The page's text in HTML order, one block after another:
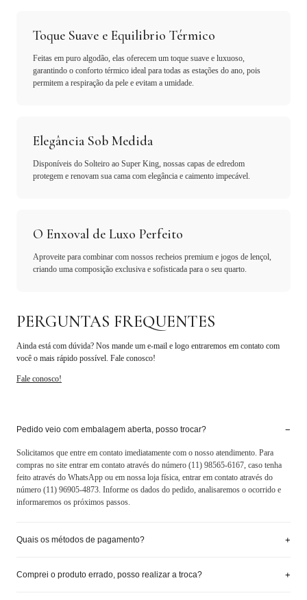
Toque Suave e Equilibrio Térmico
Feitas em puro algodão, elas oferecem um toque suave e luxuoso,
garantindo o conforto térmico ideal para todas as estações do ano, pois
permitem a respiração da pele e evitam a umidade.
Elegância Sob Medida
Disponíveis do Solteiro ao Super King, nossas capas de edredom
protegem e renovam sua cama com elegância e caimento impecável.
O Enxoval de Luxo Perfeito
Aproveite para combinar com nossos recheios premium e jogos de lençol,
criando uma composição exclusiva e sofisticada para o seu quarto.
PERGUNTAS FREQUENTES
Ainda está com dúvida? Nos mande um e-mail e logo entraremos em contato com
você o mais rápido possível. Fale conosco!
Fale conosco!
Pedido veio com embalagem aberta, posso trocar? −
Solicitamos que entre em contato imediatamente com o nosso atendimento. Para
compras no site entrar em contato através do número (11) 98565-6167, caso tenha
feito através do WhatsApp ou em nossa loja física, entrar em contato através do
número (11) 96905-4873. Informe os dados do pedido, analisaremos o ocorrido e
informaremos os próximos passos.
Quais os métodos de pagamento? +
Comprei o produto errado, posso realizar a troca? +